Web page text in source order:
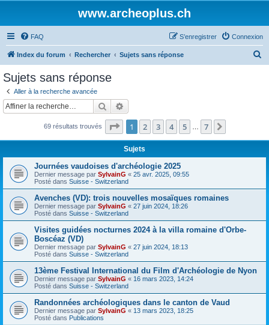
www.archeoplus.ch
FAQ Connexion
S’enregistrer
Index du forum Rechercher Sujets sans réponse
c
Sujets sans réponse
Aller à la recherche avancée
Rechercher
69 résultats trouvés Page 1sur7
1 2 3 4 5 7
Sujets
Journées vaudoises d'archéologie 2025
Dernier message par SylvainG « 25 avr. 2025, 09:55
Posté dans Suisse - Switzerland
Avenches (VD): trois nouvelles mosaïques romaines
Dernier message par SylvainG « 27 juin 2024, 18:26
Posté dans Suisse - Switzerland
Visites guidées nocturnes 2024 à la villa romaine d'Orbe-
Boscéaz (VD)
Dernier message par SylvainG « 27 juin 2024, 18:13
Posté dans Suisse - Switzerland
13ème Festival International du Film d'Archéologie de Nyon
Dernier message par SylvainG « 16 mars 2023, 14:24
Posté dans Suisse - Switzerland
Randonnées archéologiques dans le canton de Vaud
Dernier message par SylvainG « 13 mars 2023, 18:25
Posté dans Publications